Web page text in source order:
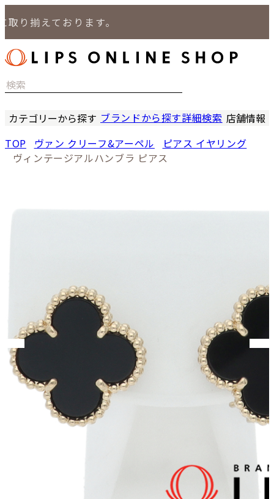
り揃えております。
カテゴリーから探す
バッグ
小物
ブランドから探す詳細検索 店舗情報
LIPS
TOP ヴァン クリーフ&アーペル
ピアス イヤリング
ヴィンテージアルハンブラ ピアス